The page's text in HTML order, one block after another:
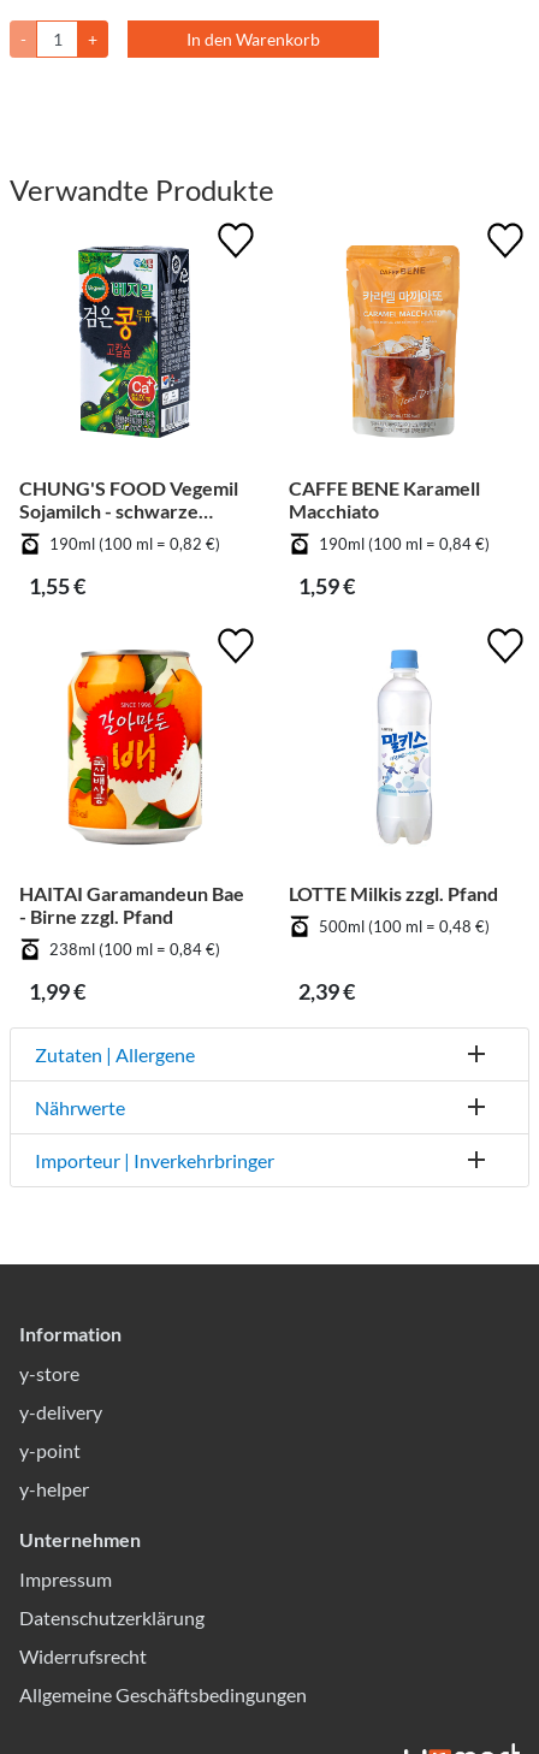
- + In den Warenkorb
Verwandte Produkte
CHUNG'S FOOD Vegemil
Sojamilch - schwarze
Bohnen190ml (100 ml = 0,82 €)
1,55 €
CAFFE BENE Karamell
Macchiato
190ml (100 ml = 0,84 €)
1,59 €
HAITAI Garamandeun Bae
- Birne zzgl. Pfand
238ml (100 ml = 0,84 €)
1,99 €
LOTTE Milkis zzgl. Pfand
500ml (100 ml = 0,48 €)
2,39 €
Zutaten | Allergene
Nährwerte
Importeur | Inverkehrbringer
Information
y-store
y-delivery
y-point
y-helper
Unternehmen
Impressum
Datenschutzerklärung
Widerrufsrecht
Allgemeine Geschäftsbedingungen